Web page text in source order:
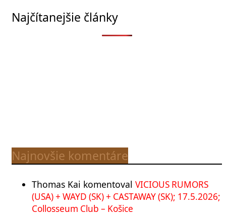
Najčítanejšie články
Najnovšie komentáre
Thomas Kai komentoval VICIOUS RUMORS
(USA) + WAYD (SK) + CASTAWAY (SK); 17.5.2026;
Collosseum Club – Košice